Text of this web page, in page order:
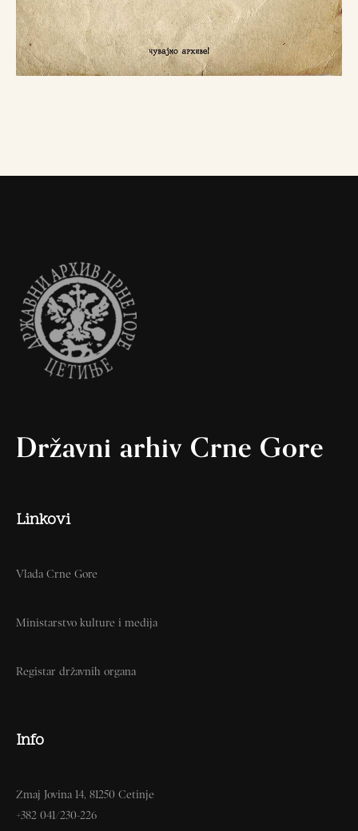
Državni arhiv Crne Gore
Linkovi
Vlada Crne Gore
Ministarstvo kulture i medija
Registar državnih organa
Info
Zmaj Jovina 14, 81250 Cetinje
+382 041/230-226